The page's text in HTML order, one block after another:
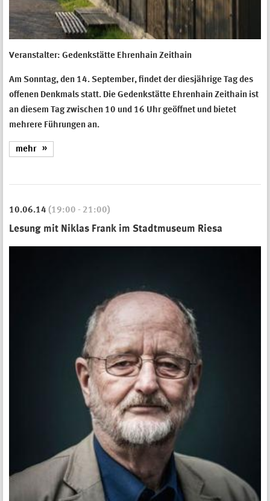
Veranstalter: Gedenkstätte Ehrenhain Zeithain
Am Sonntag, den 14. September, findet der diesjährige Tag des
offenen Denkmals statt. Die Gedenkstätte Ehrenhain Zeithain ist
an diesem Tag zwischen 10 und 16 Uhr geöffnet und bietet
mehrere Führungen an.
mehr
10.06.14 (19:00 - 21:00)
Lesung mit Niklas Frank im Stadtmuseum Riesa